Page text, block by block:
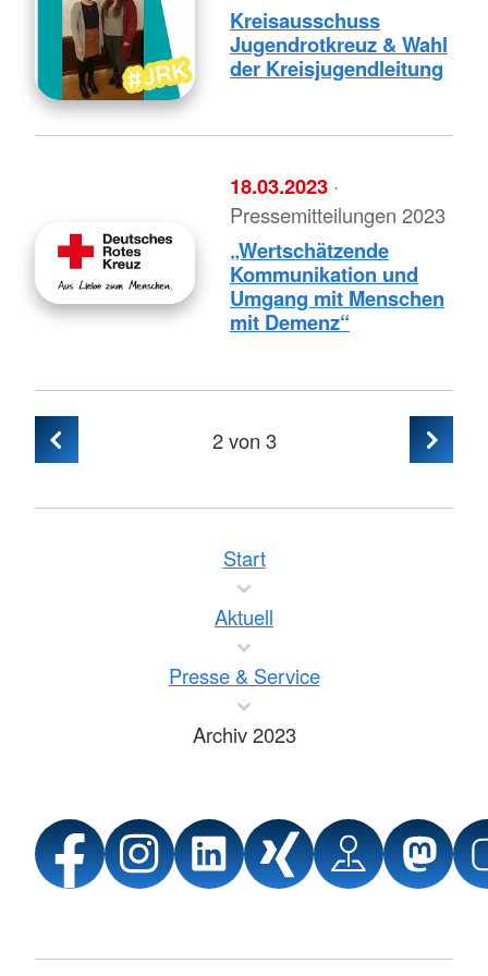
Kreisausschuss
Jugendrotkreuz & Wahl
der Kreisjugendleitung
18.03.2023 ·
Pressemitteilungen 2023
„Wertschätzende
Kommunikation und
Umgang mit Menschen
mit Demenz“
2von 3
Start
Aktuell
Presse & Service
Archiv 2023